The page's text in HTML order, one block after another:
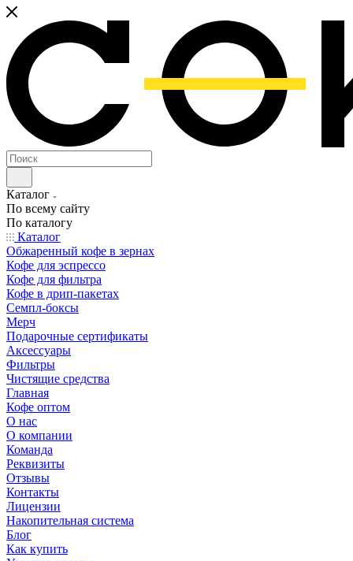
Каталог
По всему сайту
По каталогу
Каталог
Обжаренный кофе в зернах
Кофе для эспрессо
Кофе для фильтра
Кофе в дрип-пакетах
Семпл-боксы
Мерч
Подарочные сертификаты
Аксессуары
Фильтры
Чистящие средства
Главная
Кофе оптом
О нас
О компании
Команда
Реквизиты
Отзывы
Контакты
Лицензии
Накопительная система
Блог
Как купить